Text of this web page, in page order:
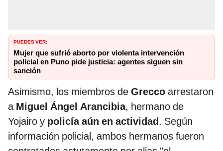
PUEDES VER:
Mujer que sufrió aborto por violenta intervención
policial en Puno pide justicia: agentes siguen sin
sanción
Asimismo, los miembros de Grecco arrestaron
a Miguel Ángel Arancibia, hermano de
Yojairo y policía aún en actividad. Según
información policial, ambos hermanos fueron